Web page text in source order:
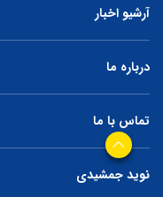
آرشیو اخبار
درباره ما
تماس با ما
نوید جمشیدی